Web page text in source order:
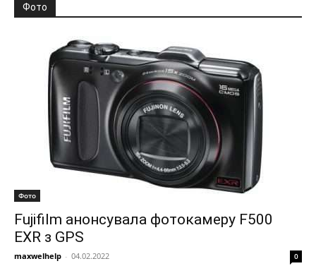
Фото
Фото
Fujifilm анонсувала фотокамеру F500
EXR з GPS
maxwelhelp - 04.02.2022 0